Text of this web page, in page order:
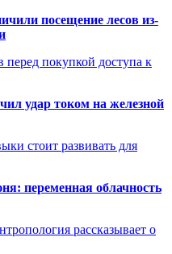
посещение лесов из-
перед покупкой доступа к
удар током на железной
стоит развивать для
переменная облачность
рассказывает о